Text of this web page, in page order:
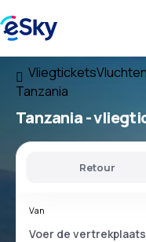
Vliegtickets
Tanzania
Tanzania -
Retour
Van